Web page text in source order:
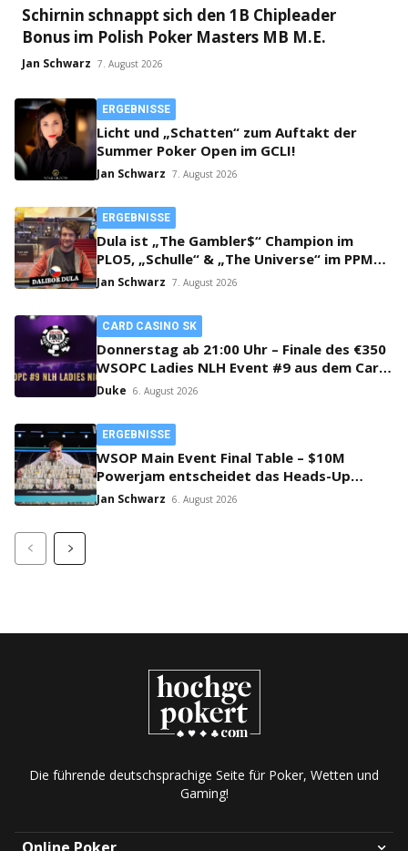
Schirnin schnappt sich den 1B Chipleader
Bonus im Polish Poker Masters MB M.E.
Jan Schwarz 7. August 2026
ERGEBNISSE
Licht und „Schatten“ zum Auftakt der
Summer Poker Open im GCLI!
Jan Schwarz 7. August 2026
ERGEBNISSE
Dula ist „The Gambler$“ Champion im
PLO5, „Schulle“ & „The Universe“ im PPM
SHR Finale!
Jan Schwarz 7. August 2026
CARD CASINO SK
Donnerstag ab 21:00 Uhr – Finale des €350
WSOPC Ladies NLH Event #9 aus dem Card
Casino SK!
Duke 6. August 2026
ERGEBNISSE
WSOP Main Event Final Table – $10M
Powerjam entscheidet das Heads-Up
zwischen Jumalon und Saaskilahti!
Jan Schwarz 6. August 2026
Die führende deutschsprachige Seite für Poker, Wetten und
Gaming!